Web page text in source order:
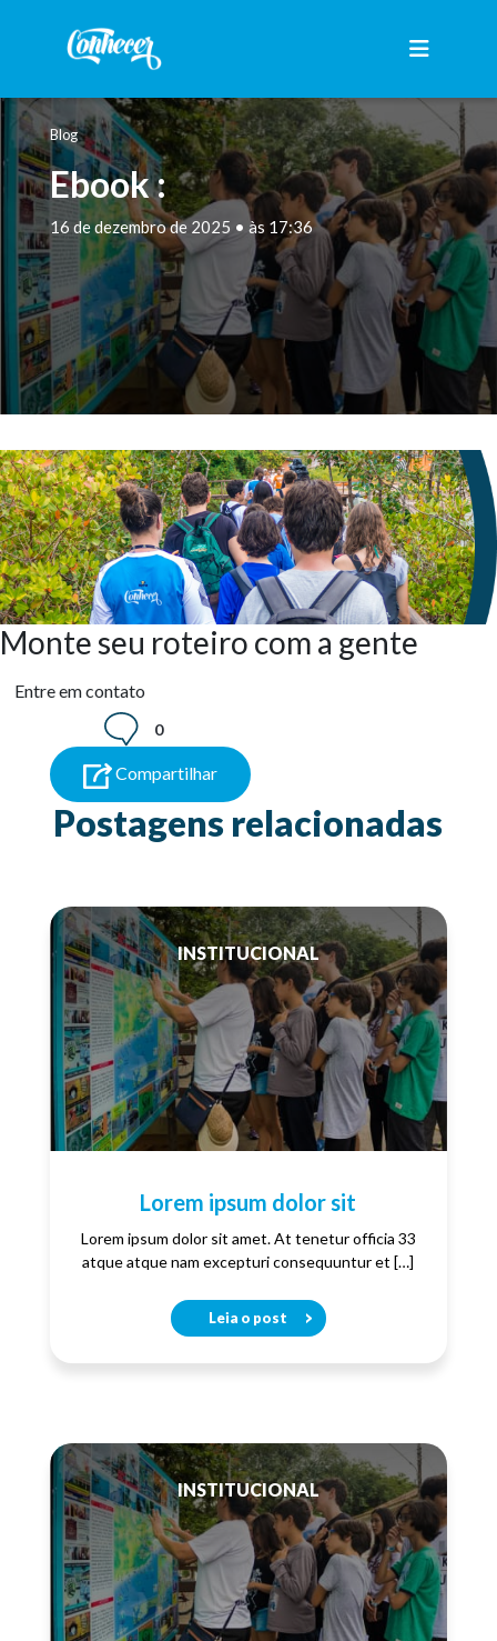
Blog
Ebook :
16 de dezembro de 2025 • às 17:36
Monte seu roteiro com a gente
Entre em contato
0
Compartilhar
Postagens relacionadas
INSTITUCIONAL
Lorem ipsum dolor sit
Lorem ipsum dolor sit amet. At tenetur officia 33
atque atque nam excepturi consequuntur et […]
Leia o post
INSTITUCIONAL